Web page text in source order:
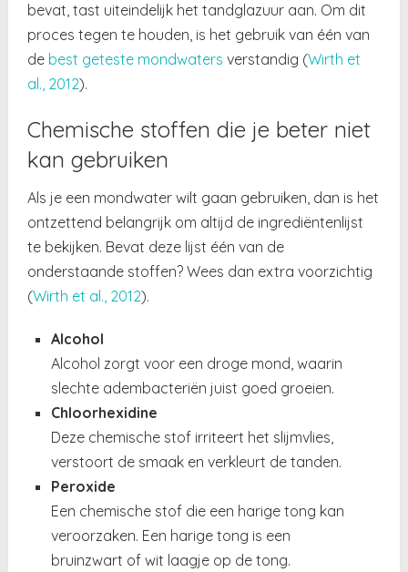
bevat, tast uiteindelijk het tandglazuur aan. Om dit
proces tegen te houden, is het gebruik van één van
de best geteste mondwaters verstandig (Wirth et
al., 2012).
Chemische stoffen die je beter niet
kan gebruiken
Als je een mondwater wilt gaan gebruiken, dan is het
ontzettend belangrijk om altijd de ingrediëntenlijst
te bekijken. Bevat deze lijst één van de
onderstaande stoffen? Wees dan extra voorzichtig
(Wirth et al., 2012).
Alcohol
Alcohol zorgt voor een droge mond, waarin
slechte adembacteriën juist goed groeien.
Chloorhexidine
Deze chemische stof irriteert het slijmvlies,
verstoort de smaak en verkleurt de tanden.
Peroxide
Een chemische stof die een harige tong kan
veroorzaken. Een harige tong is een
bruinzwart of wit laagje op de tong.